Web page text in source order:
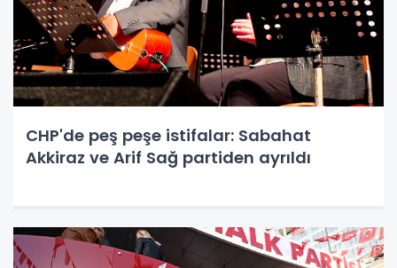
CHP'de peş peşe istifalar: Sabahat
Akkiraz ve Arif Sağ partiden ayrıldı